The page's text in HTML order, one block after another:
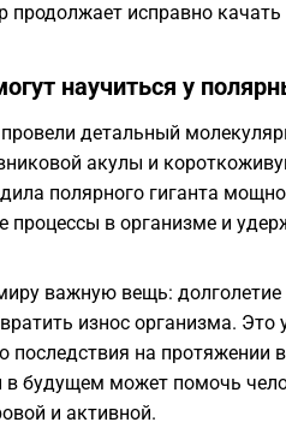
исправно
научиться у
детальный
акулы и
полярного гиганта
в организме и
важную вещь: долголетие
износ организма.
последствия на протяжении
в будущем может помочь
и активной.